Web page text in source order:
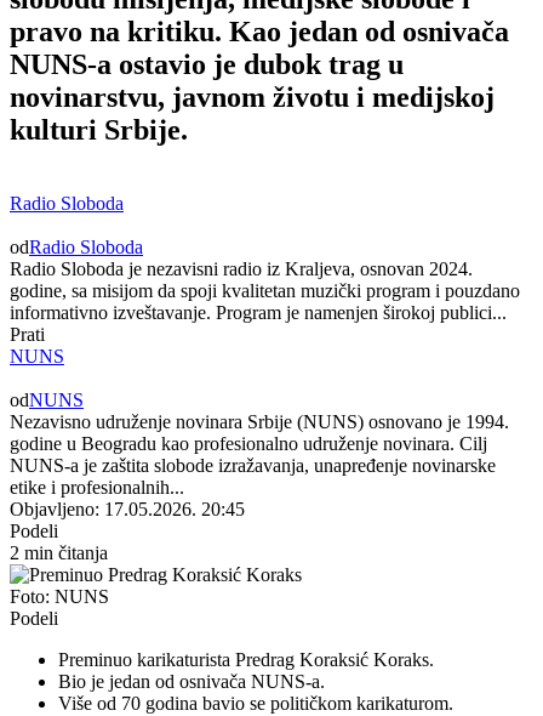
pravo na kritiku. Kao jedan od osnivača
NUNS-a ostavio je dubok trag u
novinarstvu, javnom životu i medijskoj
kulturi Srbije.
Radio Sloboda
odRadio Sloboda
Radio Sloboda je nezavisni radio iz Kraljeva, osnovan 2024.
godine, sa misijom da spoji kvalitetan muzički program i pouzdano
informativno izveštavanje. Program je namenjen širokoj publici...
Prati
NUNS
odNUNS
Nezavisno udruženje novinara Srbije (NUNS) osnovano je 1994.
godine u Beogradu kao profesionalno udruženje novinara. Cilj
NUNS-a je zaštita slobode izražavanja, unapređenje novinarske
etike i profesionalnih...
Objavljeno: 17.05.2026. 20:45
Podeli
2 min čitanja
Foto: NUNS
Podeli
Preminuo karikaturista Predrag Koraksić Koraks.
Bio je jedan od osnivača NUNS-a.
Više od 70 godina bavio se političkom karikaturom.